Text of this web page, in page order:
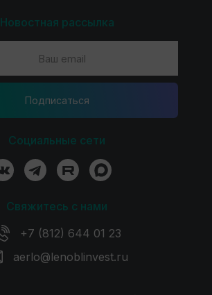
Новостная рассылка
Подпиcаться
Социальные сети
Свяжитесь с нами
+7 (812) 644 01 23
aerlo@lenoblinvest.ru